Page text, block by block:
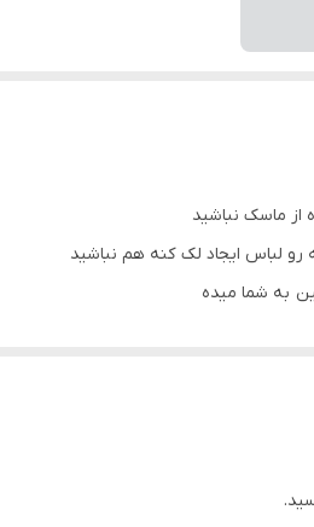
از ماسک نباشید
رو لباس ایجاد لک کنه هم نباشید
به شما میده
شده که حتی با زدن ماسک هم پاک نمیشه